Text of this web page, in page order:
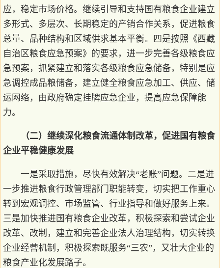
应，稳定市场价格。继续引导和支持国有粮食企业建立
多形式、多层次、长期稳定的产销合作关系，促进粮食
总量、品种结构和区域供求基本平衡。四是按照《西藏
自治区粮食应急预案》的要求，进一步完善各级粮食应
急预案，抓紧建立和落实各级粮食应急储备，特别是应
急调控成品粮储备，建立健全粮食应急加工、供应、储
运网络，由政府确定挂牌应急企业，提高应急保障能
力。
（二）继续深化粮食流通体制改革，促进国有粮食
企业平稳健康发展
一是采取措施，尽快有效解决“老账”问题。二是进
一步推进粮食行政管理部门职能转变，切实把工作重心
转到宏观调控、市场监管、行业指导和做好服务上来。
三是加快推进国有粮食企业改革，积极探索和尝试企业
改革、改制，建立和完善企业法人治理结构，切实转换
企业经营机制，积极探索既服务“三农”，又壮大企业的
粮食产业化发展路子。